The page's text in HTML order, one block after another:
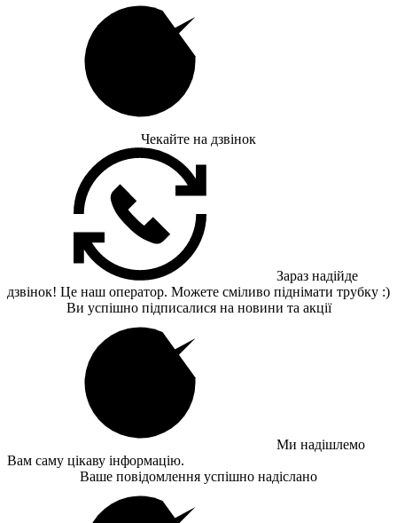
Чекайте на дзвінок
Зараз надійде
дзвінок! Це наш оператор. Можете сміливо піднімати трубку :)
Ви успішно підписалися на новини та акції
Ми надішлемо
Вам саму цікаву інформацію.
Ваше повідомлення успішно надіслано